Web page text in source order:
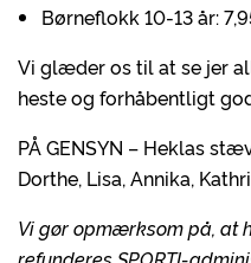
Børneflokk 10-13 år:
Vi glæder os til at se jer
heste og forhåbentligt
PÅ GENSYN – Heklas
Dorthe, Lisa, Annika,
Vi gør opmærksom på, at